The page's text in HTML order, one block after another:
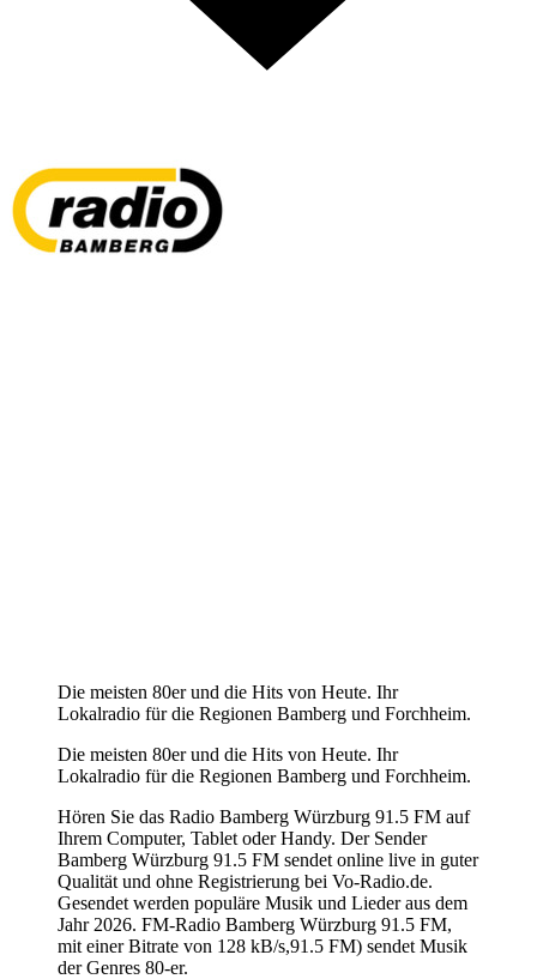
Die meisten 80er und die Hits von Heute. Ihr
Lokalradio für die Regionen Bamberg und Forchheim.
Die meisten 80er und die Hits von Heute. Ihr
Lokalradio für die Regionen Bamberg und Forchheim.
Hören Sie das Radio Bamberg Würzburg 91.5 FM auf
Ihrem Computer, Tablet oder Handy. Der Sender
Bamberg Würzburg 91.5 FM sendet online live in guter
Qualität und ohne Registrierung bei Vo-Radio.de.
Gesendet werden populäre Musik und Lieder aus dem
Jahr 2026. FM-Radio Bamberg Würzburg 91.5 FM,
mit einer Bitrate von 128 kB/s,91.5 FM) sendet Musik
der Genres 80-er.